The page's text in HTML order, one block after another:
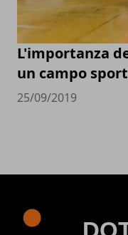
L'importanza
un campo
25/09/2019